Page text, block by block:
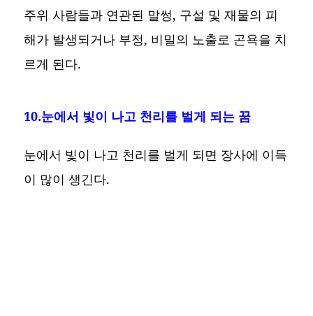
주위 사람들과 연관된 말썽, 구설 및 재물의 피
해가 발생되거나 부정, 비밀의 노출로 곤욕을 치
르게 된다.
10.눈에서 빛이 나고 천리를 벌게 되는 꿈
눈에서 빛이 나고 천리를 벌게 되면 장사에 이득
이 많이 생긴다.